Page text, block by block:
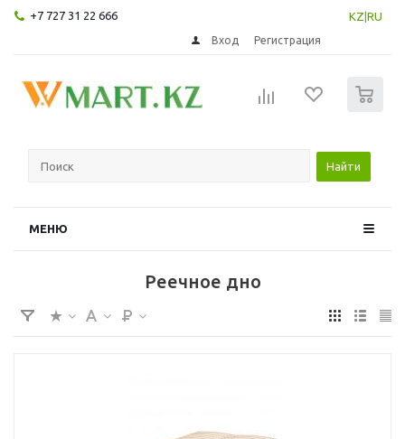
+7 727 31 22 666 KZ RU
Вход Регистрация
Найти
МЕНЮ
Реечное дно